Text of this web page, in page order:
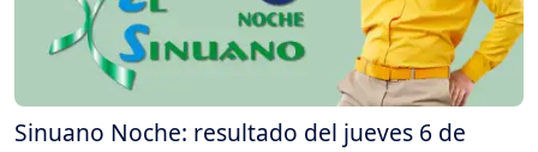
Sinuano Noche: resultado del jueves 6 de